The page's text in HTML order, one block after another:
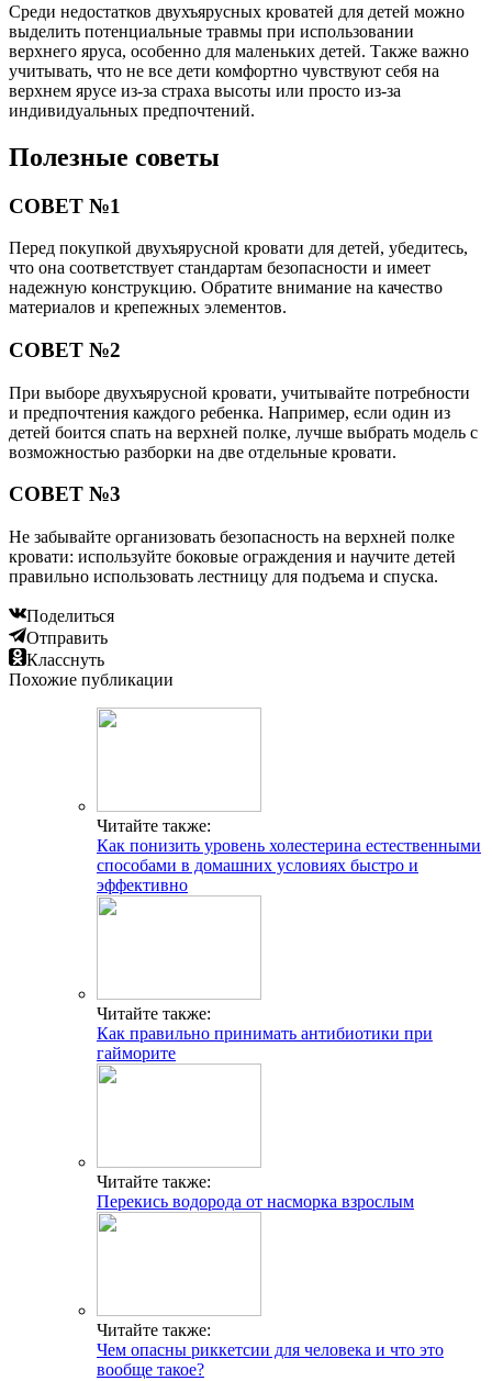
Среди недостатков двухъярусных кроватей для детей можно
выделить потенциальные травмы при использовании
верхнего яруса, особенно для маленьких детей. Также важно
учитывать, что не все дети комфортно чувствуют себя на
верхнем ярусе из-за страха высоты или просто из-за
индивидуальных предпочтений.
Полезные советы
СОВЕТ №1
Перед покупкой двухъярусной кровати для детей, убедитесь,
что она соответствует стандартам безопасности и имеет
надежную конструкцию. Обратите внимание на качество
материалов и крепежных элементов.
СОВЕТ №2
При выборе двухъярусной кровати, учитывайте потребности
и предпочтения каждого ребенка. Например, если один из
детей боится спать на верхней полке, лучше выбрать модель с
возможностью разборки на две отдельные кровати.
СОВЕТ №3
Не забывайте организовать безопасность на верхней полке
кровати: используйте боковые ограждения и научите детей
правильно использовать лестницу для подъема и спуска.
Поделиться
Отправить
Класснуть
Похожие публикации
Читайте также:
Как понизить уровень холестерина естественными
способами в домашних условиях быстро и
эффективно
Читайте также:
Как правильно принимать антибиотики при
гайморите
Читайте также:
Перекись водорода от насморка взрослым
Читайте также:
Чем опасны риккетсии для человека и что это
вообще такое?